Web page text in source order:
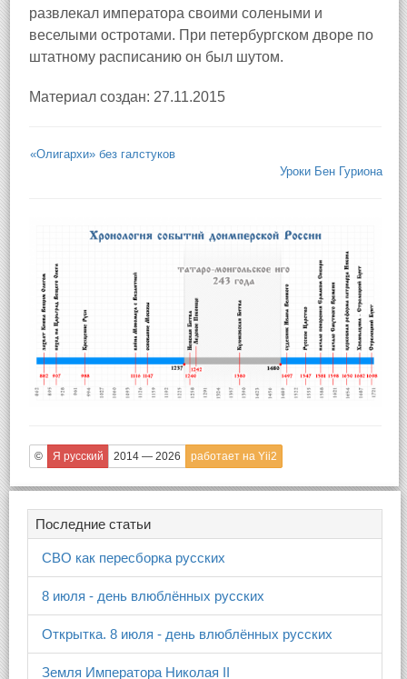
развлекал императора своими солеными и
веселыми остротами. При петербургском дворе по
штатному расписанию он был шутом.
Материал создан: 27.11.2015
«Олигархи» без галстуков
Уроки Бен Гуриона
© Я русский 2014 — 2026 работает на Yii2
Последние статьи
СВО как пересборка русских
8 июля - день влюблённых русских
Открытка. 8 июля - день влюблённых русских
Земля Императора Николая II